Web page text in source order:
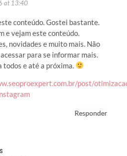
at 13:40
conteúdo. Gostei bastante.
e vejam este conteúdo.
novidades e muito mais. Não
para se informar mais.
todos e até a próxima.
post/
Responder